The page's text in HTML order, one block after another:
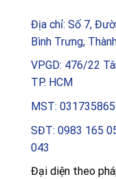
Địa chỉ: Số 7,
Bình Trưng,
VPGD: 476/22
TP. HCM
MST:
SĐT: 0983 165
043
Đại diện theo